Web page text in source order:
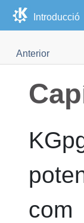
Introducció
Anterior